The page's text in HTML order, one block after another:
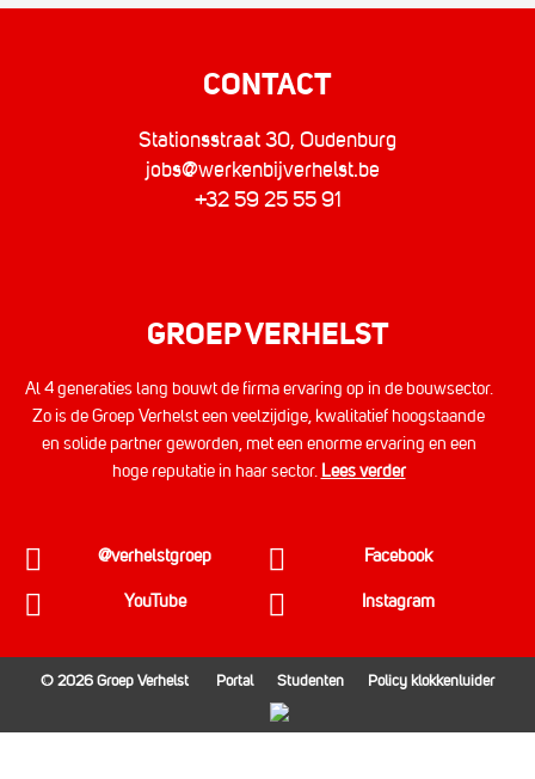
CONTACT
Stationsstraat 30, Oudenburg
jobs@werkenbijverhelst.be
+32 59 25 55 91
GROEP VERHELST
Al 4 generaties lang bouwt de firma ervaring op in de bouwsector.
Zo is de Groep Verhelst een veelzijdige, kwalitatief hoogstaande
en solide partner geworden, met een enorme ervaring en een
hoge reputatie in haar sector. Lees verder
@verhelstgroep Facebook
YouTube Instagram
© 2026 Groep Verhelst Portal Studenten Policy klokkenluider